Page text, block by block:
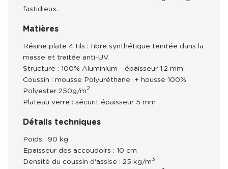
fastidieux.
Matières
Résine plate 4 fils : fibre synthétique teintée dans la
masse et traitée anti-UV.
Structure : 100% Aluminium - épaisseur 1,2 mm
Coussin : mousse Polyuréthane + housse 100%
Polyester 250g/m 2
Plateau verre : sécurit épaisseur 5 mm
Détails techniques
Poids : 90 kg
Epaisseur des accoudoirs : 10 cm
Densité du coussin d'assise : 25 kg/m 3